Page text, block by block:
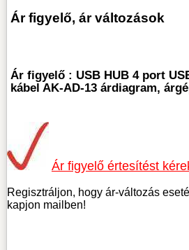
Ár figyelő, ár változások
Ár figyelő : USB HUB 4 port
kábel AK-AD-13 árdiagram,
Ár figyelő értesítést
Regisztráljon, hogy ár-változás
kapjon mailben!